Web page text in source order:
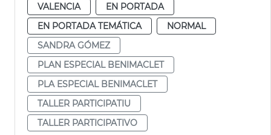
VALENCIA
EN PORTADA
EN PORTADA TEMÁTICA
NORMAL
SANDRA GÓMEZ
PLAN ESPECIAL BENIMACLET
PLA ESPECIAL BENIMACLET
TALLER PARTICIPATIU
TALLER PARTICIPATIVO